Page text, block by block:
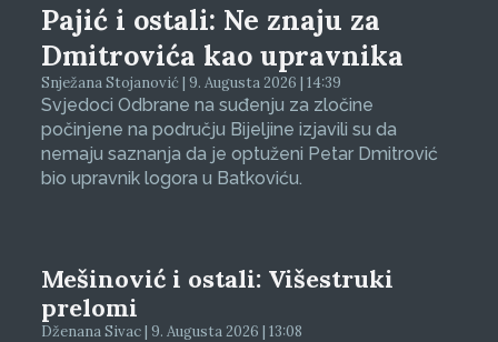
Pajić i ostali: Ne znaju za
Dmitrovića kao upravnika
Snježana Stojanović | 9. Augusta 2026 | 14:39
Svjedoci Odbrane na suđenju za zločine
počinjene na području Bijeljine izjavili su da
nemaju saznanja da je optuženi Petar Dmitrović
bio upravnik logora u Batkoviću.
Mešinović i ostali: Višestruki
prelomi
Dženana Sivac | 9. Augusta 2026 | 13:08